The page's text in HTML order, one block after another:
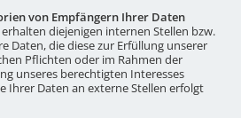
von Empfängern Ihrer Daten
diejenigen internen Stellen bzw.
Daten, die diese zur Erfüllung unserer
Pflichten oder im Rahmen der
unseres berechtigten Interesses
Ihrer Daten an externe Stellen erfolgt